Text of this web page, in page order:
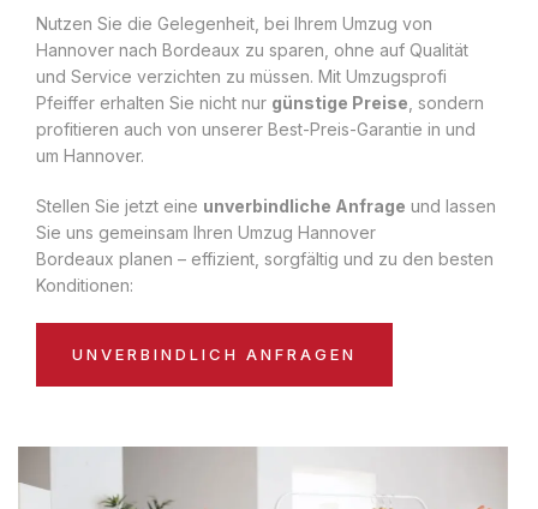
Nutzen Sie die Gelegenheit, bei Ihrem Umzug von
Hannover nach Bordeaux zu sparen, ohne auf Qualität
und Service verzichten zu müssen. Mit Umzugsprofi
Pfeiffer erhalten Sie nicht nur günstige Preise , sondern
profitieren auch von unserer Best-Preis-Garantie in und
um Hannover.
Stellen Sie jetzt eine unverbindliche Anfrage und lassen
Sie uns gemeinsam Ihren Umzug Hannover
Bordeaux planen – effizient, sorgfältig und zu den besten
Konditionen:
UNVERBINDLICH ANFRAGEN